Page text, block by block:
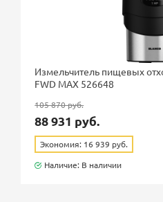
Измельчитель пищевых
FWD MAX 526648
105 870 руб.
88 931 руб.
Экономия: 16 939 руб.
Наличие: В наличии